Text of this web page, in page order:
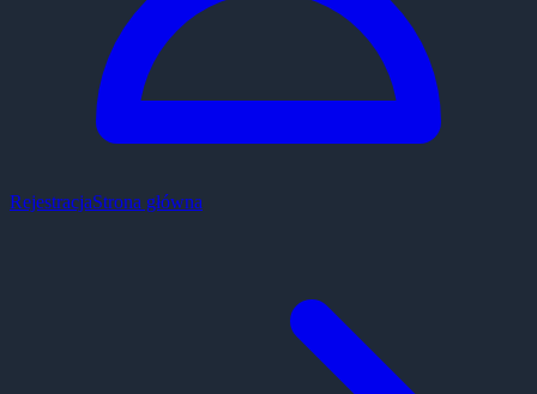
RejestracjaStrona główna